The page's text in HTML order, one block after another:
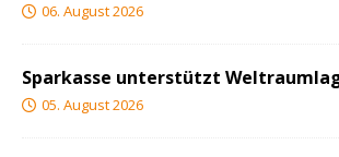
06. August 2026
Sparkasse unterstützt
05. August 2026